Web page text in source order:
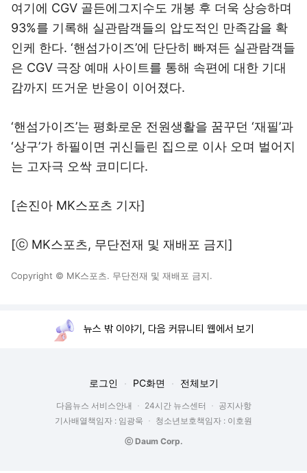
여기에 CGV 골든에그지수도 개봉 후 더욱 상승하며
93%를 기록해 실관람객들의 압도적인 만족감을 확
인케 한다. ‘핸섬가이즈’에 단단히 빠져든 실관람객들
은 CGV 극장 예매 사이트를 통해 속편에 대한 기대
감까지 뜨거운 반응이 이어졌다.
‘핸섬가이즈’는 평화로운 전원생활을 꿈꾸던 ‘재필’과
‘​상구’가 하필이면 귀신들린 집으로 이사 오며 벌어지
는 고자극 오싹 코미디다.
[손진아 MK스포츠 기자]
[ⓒ MK스포츠, 무단전재 및 재배포 금지]
Copyright © MK스포츠. 무단전재 및 재배포 금지.
뉴스 밖 이야기, 다음 커뮤니티 웹에서 보기
로그인 PC화면 전체보기
다음뉴스 서비스안내 24시간 뉴스센터
공지사항
기사배열책임자 : 임광욱
청소년보호책임자 : 이호원
ⓒ Daum Corp.